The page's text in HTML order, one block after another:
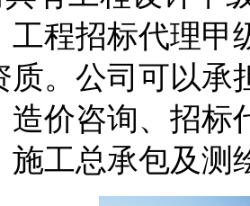
工程招标代理甲
质。公司可以承
造价咨询、招标
施工总承包及测